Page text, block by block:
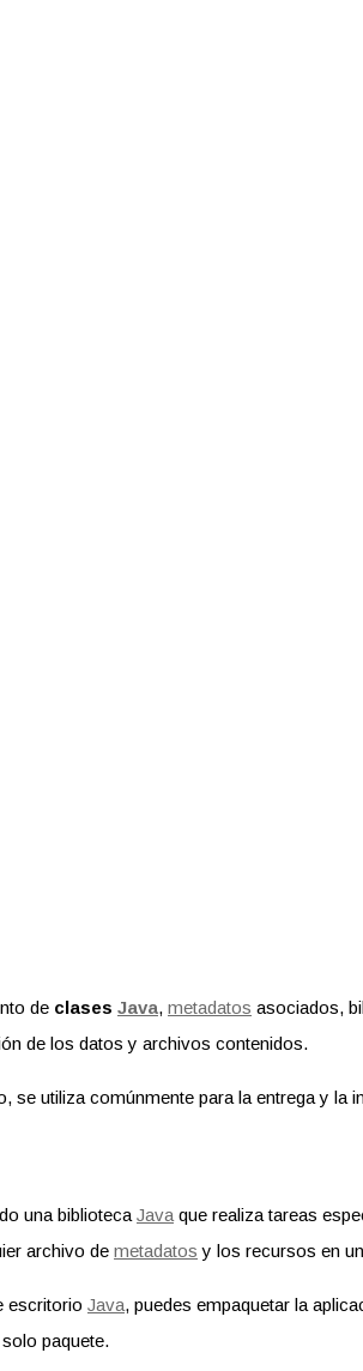
de clases Java, metadatos asociados,
de los datos y archivos contenidos.
utiliza comúnmente para la entrega y la
una biblioteca Java que realiza tareas
archivo de metadatos y los recursos en
escritorio Java, puedes empaquetar la
paquete.